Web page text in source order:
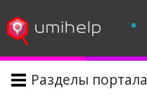
°
Разделы портала